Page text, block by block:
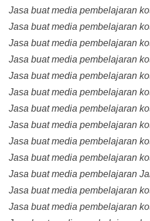
Jasa buat media pembelajaran
Jasa buat media pembelajaran
Jasa buat media pembelajaran
Jasa buat media pembelajaran
Jasa buat media pembelajaran
Jasa buat media pembelajaran
Jasa buat media pembelajaran
Jasa buat media pembelajaran
Jasa buat media pembelajaran
Jasa buat media pembelajaran
Jasa buat media pembelajaran
Jasa buat media pembelajaran
Jasa buat media pembelajaran